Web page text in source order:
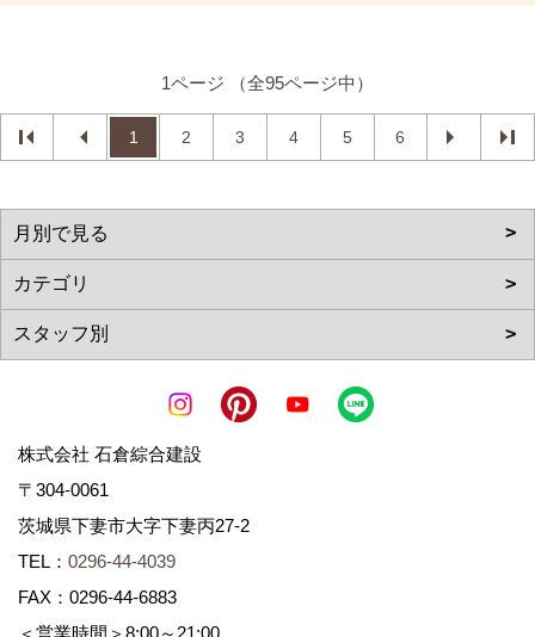
1ページ （全95ページ中）
1 2 3 4 5 6
株式会社 石倉綜合建設
〒304-0061
茨城県下妻市大字下妻丙27-2
TEL： 0296-44-4039
FAX：0296-44-6883
＜営業時間＞8:00～21:00